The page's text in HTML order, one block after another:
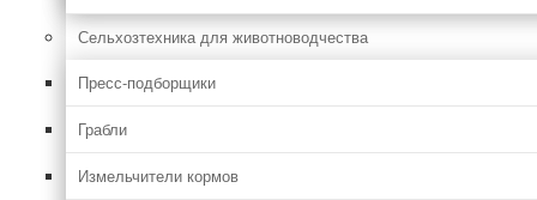
Сельхозтехника для животноводчества
Пресс-подборщики
Грабли
Измельчители кормов